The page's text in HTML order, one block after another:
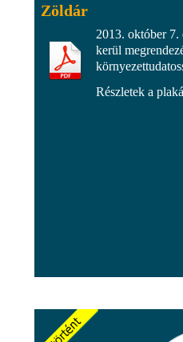
Zöldár
2013. október 7.
kerül
Részletek a